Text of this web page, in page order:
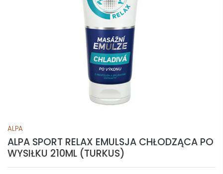
ALPA
ALPA SPORT RELAX EMULSJA CHŁODZĄCA PO
WYSIŁKU 210ML (TURKUS)